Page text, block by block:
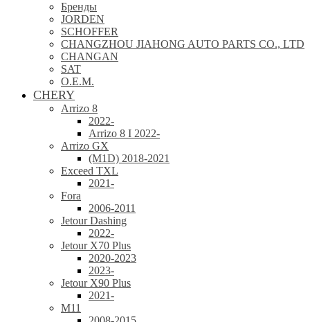
Бренды
JORDEN
SCHOFFER
CHANGZHOU JIAHONG AUTO PARTS CO., LTD
CHANGAN
SAT
O.E.M.
CHERY
Arrizo 8
2022-
Arrizo 8 I 2022-
Arrizo GX
(M1D) 2018-2021
Exceed TXL
2021-
Fora
2006-2011
Jetour Dashing
2022-
Jetour X70 Plus
2020-2023
2023-
Jetour X90 Plus
2021-
M11